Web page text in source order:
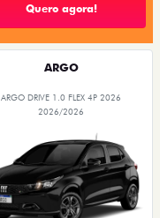
Quero agora!
ARGO
ARGO DRIVE 1.0 FLEX 4P 2026
2026/2026